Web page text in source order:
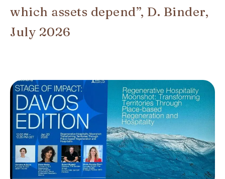
which assets depend”, D. Binder,
July 2026